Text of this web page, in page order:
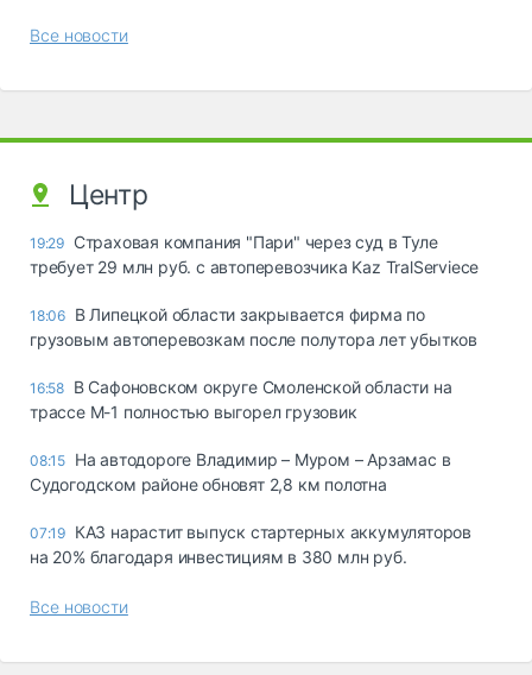
Все новости
Центр
19:29 Страховая компания "Пари" через суд в Туле
требует 29 млн руб. с автоперевозчика Kaz TralServiece
18:06 В Липецкой области закрывается фирма по
грузовым автоперевозкам после полутора лет убытков
16:58 В Сафоновском округе Смоленской области на
трассе М-1 полностью выгорел грузовик
08:15 На автодороге Владимир – Муром – Арзамас в
Судогодском районе обновят 2,8 км полотна
07:19 КАЗ нарастит выпуск стартерных аккумуляторов
на 20% благодаря инвестициям в 380 млн руб.
Все новости